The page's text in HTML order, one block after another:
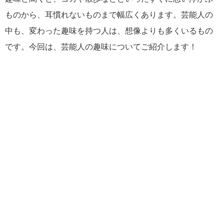
ものから、耳慣れないものまで幅広くあります。芸能人の
中も、変わった趣味を持つ人は、想像よりも多くいるもの
です。今回は、芸能人の趣味についてご紹介します！